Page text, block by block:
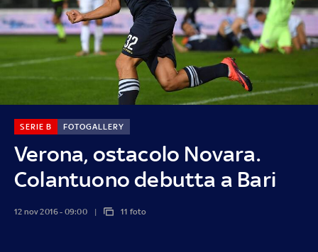
Verona, ostacolo Novara.
Colantuono debutta a Bari
SERIE B FOTOGALLERY
12 nov 2016 - 09:00 11 foto